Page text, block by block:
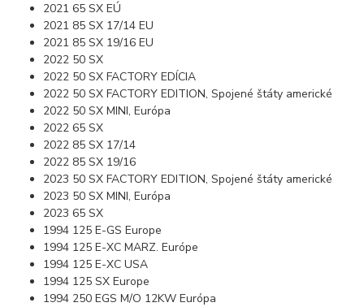
2021 65 SX EÚ
2021 85 SX 17/14 EU
2021 85 SX 19/16 EU
2022 50 SX
2022 50 SX FACTORY EDÍCIA
2022 50 SX FACTORY EDITION, Spojené štáty americké
2022 50 SX MINI, Európa
2022 65 SX
2022 85 SX 17/14
2022 85 SX 19/16
2023 50 SX FACTORY EDITION, Spojené štáty americké
2023 50 SX MINI, Európa
2023 65 SX
1994 125 E-GS Europe
1994 125 E-XC MARZ. Európe
1994 125 E-XC USA
1994 125 SX Europe
1994 250 EGS M/O 12KW Európa